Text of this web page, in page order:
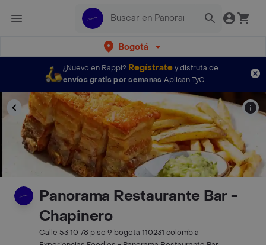
Bogotá
¿Nuevo en Rappi? Regístratey disfruta de
envíos gratis por semanas Aplican TyC
Panorama Restaurante Bar -
Chapinero
Calle 53 10 78 piso 9 bogota 110231 colombia